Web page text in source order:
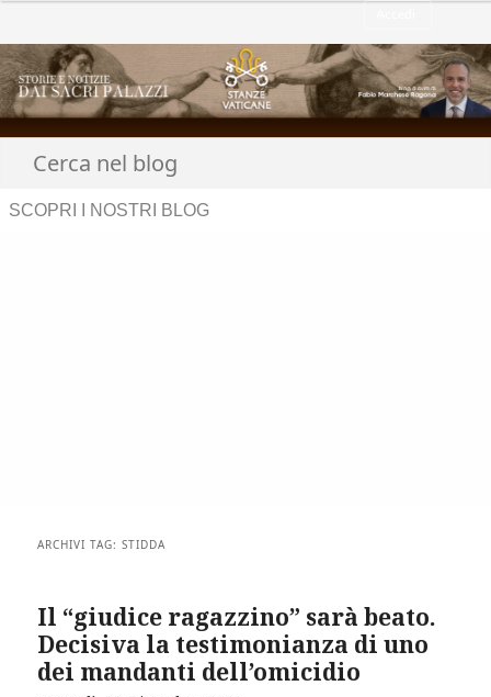
ARCHIVI TAG:STIDDA
Il “giudice ragazzino” sarà beato.
Decisiva la testimonianza di uno
dei mandanti dell’omicidio